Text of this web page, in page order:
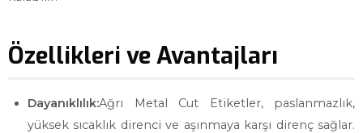
Özellikleri ve Avantajları
Dayanıklılık:Ağrı Metal Cut Etiketler, paslanmazlık,
yüksek sıcaklık direnci ve aşınmaya karşı direnç sağlar.